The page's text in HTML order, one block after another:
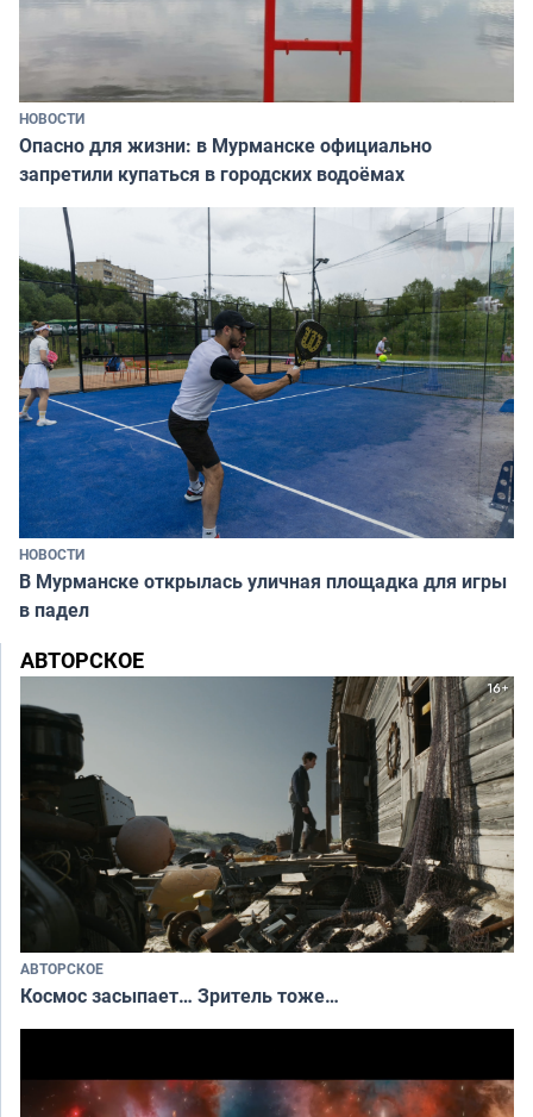
НОВОСТИ
Опасно для жизни: в Мурманске официально
запретили купаться в городских водоёмах
НОВОСТИ
В Мурманске открылась уличная площадка для игры
в падел
АВТОРСКОЕ
АВТОРСКОЕ
Космос засыпает… Зритель тоже…